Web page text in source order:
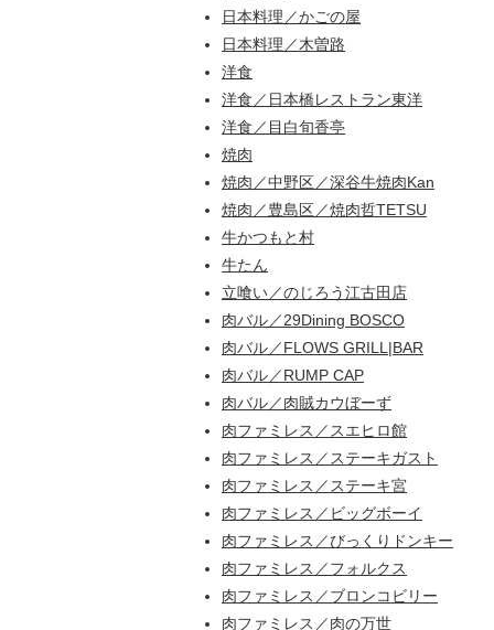
日本料理／かごの屋
日本料理／木曽路
洋食
洋食／日本橋レストラン東洋
洋食／目白旬香亭
焼肉
焼肉／中野区／深谷牛焼肉Kan
焼肉／豊島区／焼肉哲TETSU
牛かつもと村
牛たん
立喰い／のじろう江古田店
肉バル／29Dining BOSCO
肉バル／FLOWS GRILL|BAR
肉バル／RUMP CAP
肉バル／肉賊カウぼーず
肉ファミレス／スエヒロ館
肉ファミレス／ステーキガスト
肉ファミレス／ステーキ宮
肉ファミレス／ビッグボーイ
肉ファミレス／びっくりドンキー
肉ファミレス／フォルクス
肉ファミレス／ブロンコビリー
肉ファミレス／肉の万世